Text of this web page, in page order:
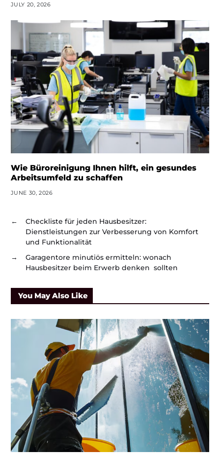
JULY 20, 2026
Wie Büroreinigung Ihnen hilft, ein gesundes
Arbeitsumfeld zu schaffen
JUNE 30, 2026
←
Checkliste für jeden Hausbesitzer:
Dienstleistungen zur Verbesserung von Komfort
und Funktionalität
→
Garagentore minutiös ermitteln: wonach
Hausbesitzer beim Erwerb denken sollten
You May Also Like